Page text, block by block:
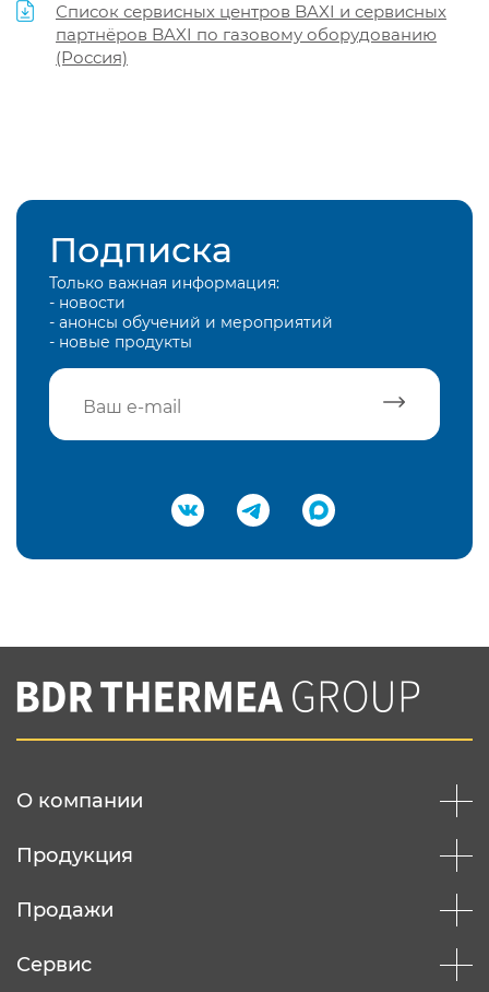
Список сервисных центров BAXI и сервисных
партнёров BAXI по газовому оборудованию
(Россия)
Подписка
Только важная информация:
- новости
- анонсы обучений и мероприятий
- новые продукты
Подтвердить e-mail
Вы соглашаетесь с нашей политикой
конфеденциальности
О компании
Продукция
Продажи
Сервис